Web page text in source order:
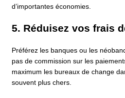
d’importantes économies.
5. Réduisez vos frais
Préférez les banques ou les
pas de commission sur les
maximum les bureaux de change
souvent plus chers.